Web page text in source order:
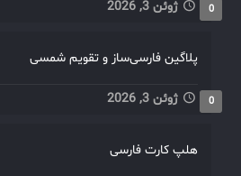
ژوئن 3, 2026 0
پلاگین فارسی‌ساز و تقویم شمسی
ژوئن 3, 2026 0
هلپ کارت فارسی